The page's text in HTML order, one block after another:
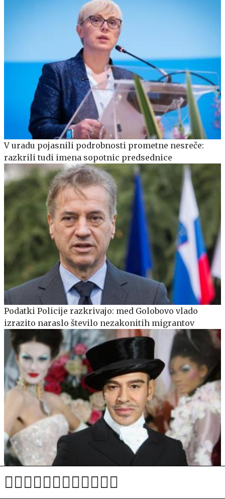
V uradu pojasnili podrobnosti prometne nesreče:
razkrili tudi imena sopotnic predsednice
Podatki Policije razkrivajo: med Golobovo vlado
izrazito naraslo število nezakonitih migrantov
Met Gala 2027 že zdaj dviguje prah: izbira teme je
razdelila javnost